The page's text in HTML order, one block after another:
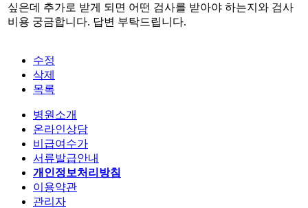
싶은데 추가로 받게 되면 어떤 검사를 받아야 하는지와 검사
비용 궁금합니다. 답변 부탁드립니다.
수정
삭제
목록
병원소개
온라인상담
비급여수가
서류발급안내
개인정보처리방침
이용약관
관리자